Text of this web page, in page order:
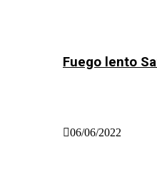
Fuego lento
06/06/2022